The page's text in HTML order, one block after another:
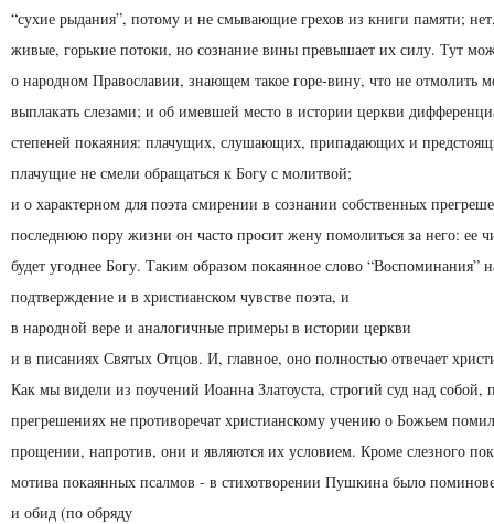
“сухие рыдания”, потому и не смывающие грехов из книги памяти;
живые, горькие потоки, но сознание вины превышает их силу. Тут
о народном Православии, знающем такое горе-вину, что не отмолить
выплакать слезами; и об имевшей место в истории церкви
степеней покаяния: плачущих, слушающих, припадающих и
плачущие не смели обращаться к Богу с молитвой;
и о характерном для поэта смирении в сознании собственных
последнюю пору жизни он часто просит жену помолиться за него: ее
будет угоднее Богу. Таким образом покаянное слово “Воспоминания”
подтверждение и в христианском чувстве поэта, и
в народной вере и аналогичные примеры в истории церкви
и в писаниях Святых Отцов. И, главное, оно полностью отвечает
Как мы видели из поучений Иоанна Златоуста, строгий суд над собой,
прегрешениях не противоречат христианскому учению о Божьем
прощении, напротив, они и являются их условием. Кроме слезного
мотива покаянных псалмов - в стихотворении Пушкина было
и обид (по обряду